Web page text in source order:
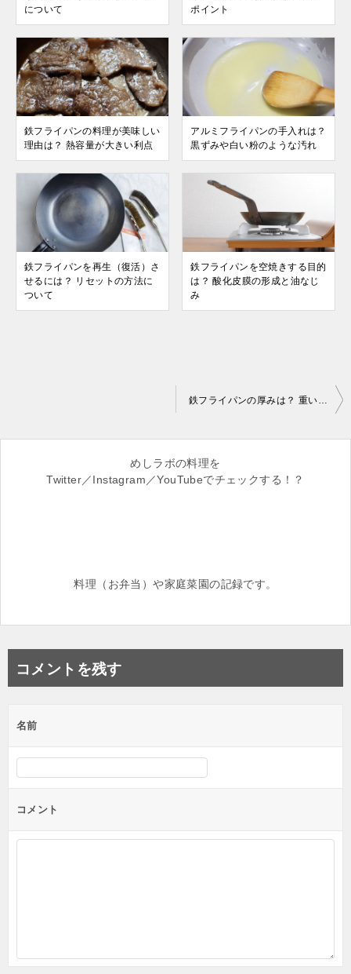
について
ポイント
鉄フライパンの料理が美味しい
理由は？ 熱容量が大きい利点
アルミフライパンの手入れは？
黒ずみや白い粉のような汚れ
鉄フライパンを再生（復活）さ
せるには？ リセットの方法に
ついて
鉄フライパンを空焼きする目的
は？ 酸化皮膜の形成と油なじ
み
鉄フライパンの厚みは？ 重いフラ
めしラボの料理を
Twitter／Instagram／YouTubeでチェックする！？
料理（お弁当）や家庭菜園の記録です。
コメントを残す
名前
コメント